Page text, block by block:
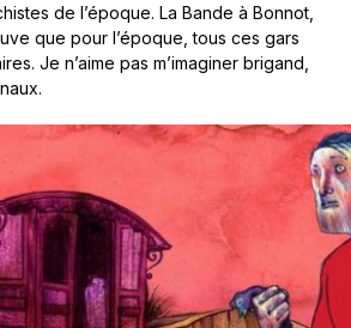
de l’époque. La Bande à Bonnot,
que pour l’époque, tous ces gars
Je n’aime pas m’imaginer brigand,